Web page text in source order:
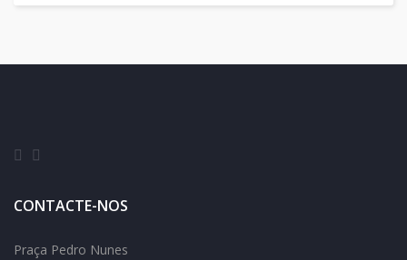
CONTACTE-NOS
Praça Pedro Nunes